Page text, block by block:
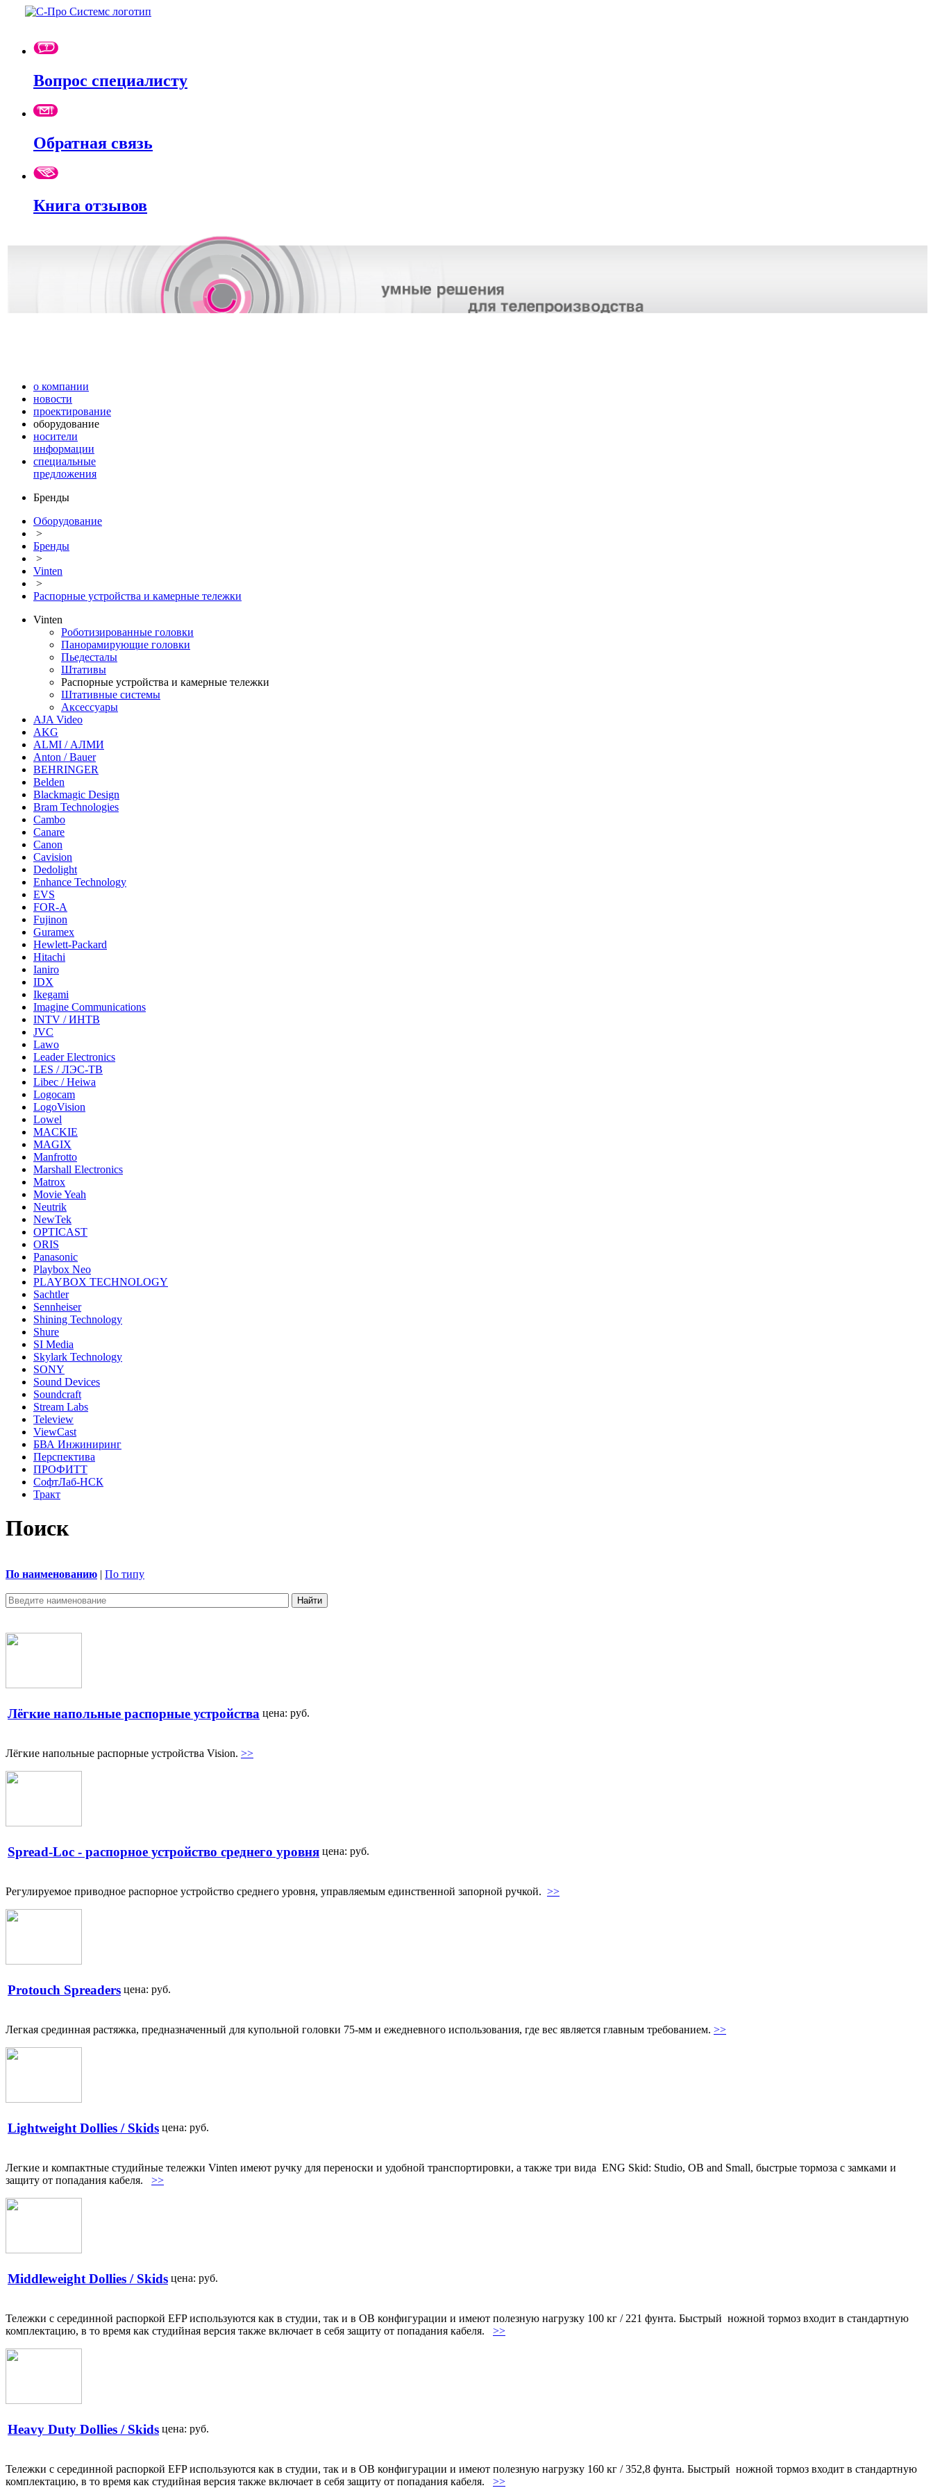
Вопрос специалисту
Обратная связь
Книга отзывов
о компании
новости
проектирование
оборудование
носители
информации
специальные
предложения
Бренды
Оборудование
>
Бренды
>
Vinten
>
Распорные устройства и камерные тележки
Vinten
Роботизированные головки
Панорамирующие головки
Пьедесталы
Штативы
Распорные устройства и камерные тележки
Штативные системы
Аксессуары
AJA Video
AKG
ALMI / АЛМИ
Anton / Bauer
BEHRINGER
Belden
Blackmagic Design
Bram Technologies
Cambo
Canare
Canon
Cavision
Dedolight
Enhance Technology
EVS
FOR-A
Fujinon
Guramex
Hewlett-Packard
Hitachi
Ianiro
IDX
Ikegami
Imagine Communications
INTV / ИНТВ
JVC
Lawo
Leader Electronics
LES / ЛЭС-ТВ
Libec / Heiwa
Logocam
LogoVision
Lowel
MACKIE
MAGIX
Manfrotto
Marshall Electronics
Matrox
Movie Yeah
Neutrik
NewTek
OPTICAST
ORIS
Panasonic
Playbox Neo
PLAYBOX TECHNOLOGY
Sachtler
Sennheiser
Shining Technology
Shure
SI Media
Skylark Technology
SONY
Sound Devices
Soundcraft
Stream Labs
Teleview
ViewCast
БВА Инжиниринг
Перспектива
ПРОФИТТ
СофтЛаб-НСК
Тракт
Поиск
По наименованию По типу
Лёгкие напольные распорные устройства цена: руб.
Лёгкие напольные распорные устройства Vision. >>
Spread-Loc - распорное устройство среднего уровня цена: руб.
Регулируемое приводное распорное устройство среднего уровня, управляемым единственной запорной ручкой. >>
Protouch Spreaders цена: руб.
Легкая срединная растяжка, предназначенный для купольной головки 75-мм и ежедневного использования, где вес является главным требованием. >>
Lightweight Dollies / Skids цена: руб.
Легкие и компактные студийные тележки Vinten имеют ручку для переноски и удобной транспортировки, а также три вида ENG Skid: Studio, OB and Small, быстрые тормоза с замками и
защиту от попадания кабеля. >>
Middleweight Dollies / Skids цена: руб.
Тележки с серединной распоркой EFP используются как в студии, так и в OB конфигурации и имеют полезную нагрузку 100 кг / 221 фунта. Быстрый ножной тормоз входит в стандартную
комплектацию, в то время как студийная версия также включает в себя защиту от попадания кабеля. >>
Heavy Duty Dollies / Skids цена: руб.
Тележки с серединной распоркой EFP используются как в студии, так и в OB конфигурации и имеют полезную нагрузку 160 кг / 352,8 фунта. Быстрый ножной тормоз входит в стандартную
комплектацию, в то время как студийная версия также включает в себя защиту от попадания кабеля. >>